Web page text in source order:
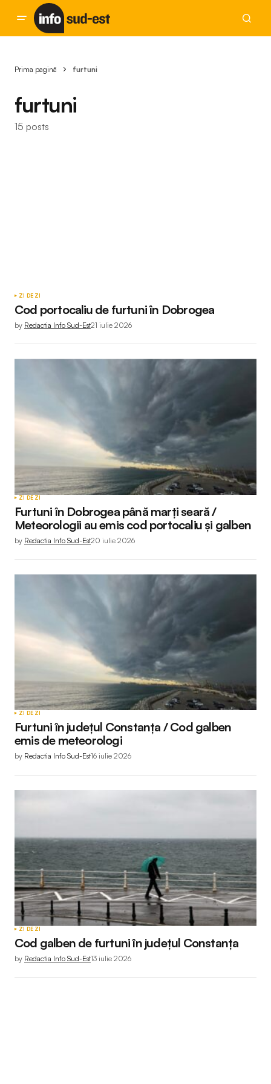
Prima pagină furtuni
furtuni
15 posts
ZI DE ZI
Cod portocaliu de furtuni în Dobrogea
by Redactia Info Sud-Est21 iulie 2026
ZI DE ZI
Furtuni în Dobrogea până marți seară /
Meteorologii au emis cod portocaliu și galben
by Redactia Info Sud-Est20 iulie 2026
ZI DE ZI
Furtuni în județul Constanța / Cod galben
emis de meteorologi
by Redactia Info Sud-Est16 iulie 2026
ZI DE ZI
Cod galben de furtuni în județul Constanța
by Redactia Info Sud-Est13 iulie 2026